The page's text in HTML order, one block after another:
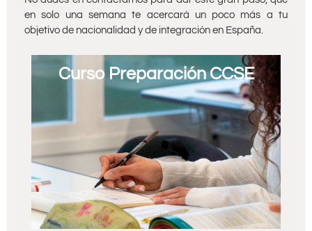
en solo una semana te acercará un poco más a tu
objetivo de nacionalidad y de integración en España.
Curso Preparación CCSE